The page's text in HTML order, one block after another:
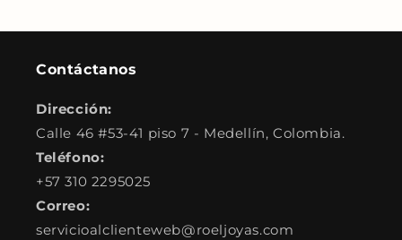
Contáctanos
Dirección:
Calle 46 #53-41 piso 7 - Medellín, Colombia.
Teléfono:
+57 310 2295025
Correo:
servicioalclienteweb@roeljoyas.com